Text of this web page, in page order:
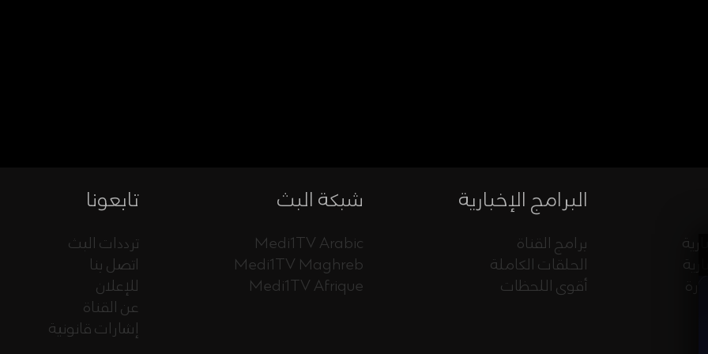
البرامج الإخبارية
برامج القناة
الحلقات الكاملة
أقوى اللحظات
شبكة البث
Medi1TV Arabic
Medi1TV Maghreb
Medi1TV Afrique
تابعونا
ترددات البث
اتصل بنا
للإعلان
عن القناة
إشارات قانونية